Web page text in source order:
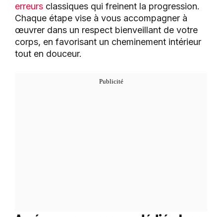
erreurs classiques qui freinent la progression.
Chaque étape vise à vous accompagner à
œuvrer dans un respect bienveillant de votre
corps, en favorisant un cheminement intérieur
tout en douceur.